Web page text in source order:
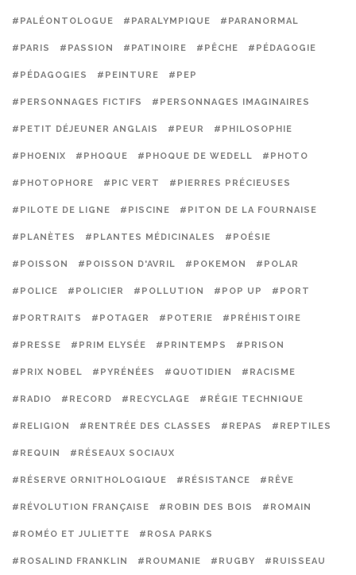
#PALÉONTOLOGUE #PARALYMPIQUE #PARANORMAL
#PARIS #PASSION #PATINOIRE #PÊCHE #PÉDAGOGIE
#PÉDAGOGIES #PEINTURE #PEP
#PERSONNAGES FICTIFS #PERSONNAGES IMAGINAIRES
#PETIT DÉJEUNER ANGLAIS #PEUR #PHILOSOPHIE
#PHOENIX #PHOQUE #PHOQUE DE WEDELL #PHOTO
#PHOTOPHORE #PIC VERT #PIERRES PRÉCIEUSES
#PILOTE DE LIGNE #PISCINE #PITON DE LA FOURNAISE
#PLANÈTES #PLANTES MÉDICINALES #POÉSIE
#POISSON #POISSON D'AVRIL #POKEMON #POLAR
#POLICE #POLICIER #POLLUTION #POP UP #PORT
#PORTRAITS #POTAGER #POTERIE #PRÉHISTOIRE
#PRESSE #PRIM ELYSÉE #PRINTEMPS #PRISON
#PRIX NOBEL #PYRÉNÉES #QUOTIDIEN #RACISME
#RADIO #RECORD #RECYCLAGE #RÉGIE TECHNIQUE
#RELIGION #RENTRÉE DES CLASSES #REPAS #REPTILES
#REQUIN #RÉSEAUX SOCIAUX
#RÉSERVE ORNITHOLOGIQUE #RÉSISTANCE #RÊVE
#RÉVOLUTION FRANÇAISE #ROBIN DES BOIS #ROMAIN
#ROMÉO ET JULIETTE #ROSA PARKS
#ROSALIND FRANKLIN #ROUMANIE #RUGBY #RUISSEAU